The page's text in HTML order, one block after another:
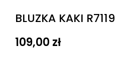
BLUZKA KAKI R7119
109,00 zł